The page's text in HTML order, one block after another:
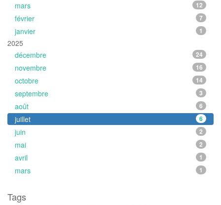
mars 12
février 7
janvier 1
2025
décembre
24
novembre 16
octobre 14
septembre 3
août 6
juillet 6
juin 2
mai 2
avril 1
mars 1
Tags